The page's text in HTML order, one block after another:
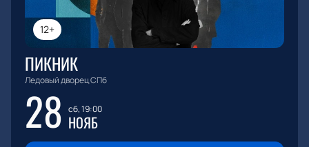
12+
ПИКНИК
Ледовый дворец СПб
28 сб, 19:00
НОЯБ